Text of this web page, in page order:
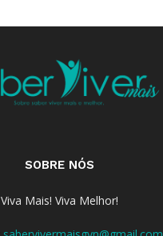
SOBRE NÓS
Viva Mais! Viva Melhor!